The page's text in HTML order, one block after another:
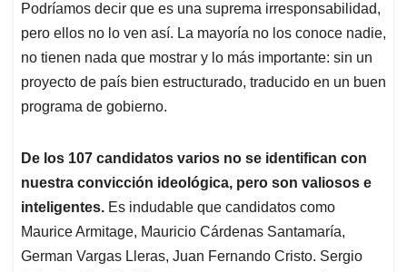
Podríamos decir que es una suprema irresponsabilidad,
pero ellos no lo ven así. La mayoría no los conoce nadie,
no tienen nada que mostrar y lo más importante: sin un
proyecto de país bien estructurado, traducido en un buen
programa de gobierno.
De los 107 candidatos varios no se identifican con
nuestra convicción ideológica, pero son valiosos e
inteligentes. Es indudable que candidatos como
Maurice Armitage, Mauricio Cárdenas Santamaría,
German Vargas Lleras, Juan Fernando Cristo. Sergio